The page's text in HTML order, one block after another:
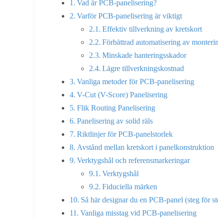
Vad är PCB-panelisering?
Varför PCB-panelisering är viktigt
Effektiv tillverkning av kretskort
Förbättrad automatisering av
Minskade hanteringsskador
Lägre tillverkningskostnad
Vanliga metoder för PCB-panelisering
V-Cut (V-Score) Panelisering
Flik Routing Panelisering
Panelisering av solid räls
Riktlinjer för PCB-panelstorlek
Avstånd mellan kretskort i panelkonstruktion
Verktygshål och referensmarkeringar
Verktygshål
Fiduciella märken
Så här designar du en PCB-panel (steg för
Vanliga misstag vid PCB-panelisering